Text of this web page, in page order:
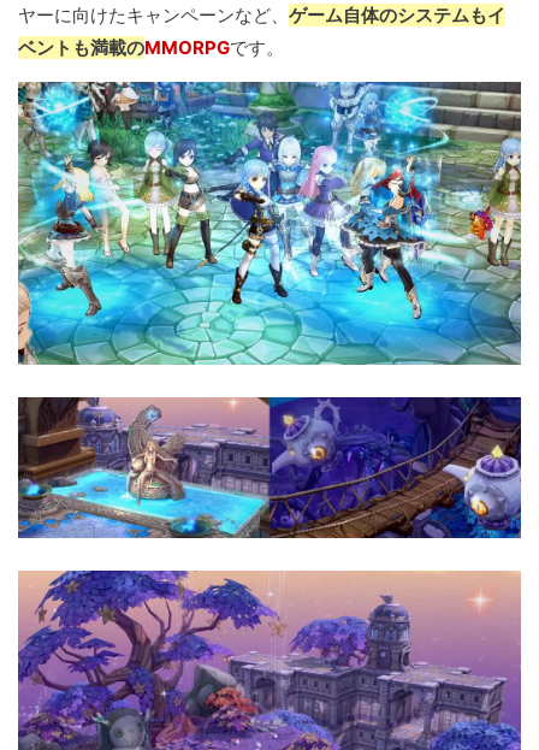
ヤーに向けたキャンペーンなど、 ゲーム自体のシステムもイ
ベントも満載のMMORPGです。